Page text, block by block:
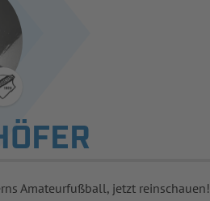
Amateurfußball, jetzt reinschauen!